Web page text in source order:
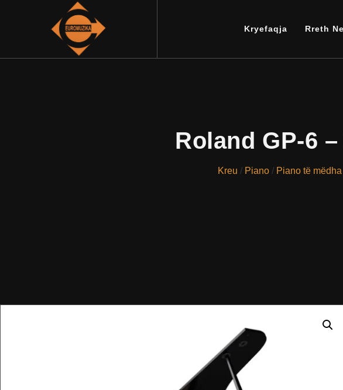
Kryefaqja Rreth
Roland GP-6
Kreu / Piano / Piano të mëdha